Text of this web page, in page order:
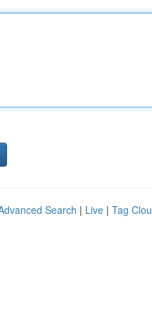
Search | Live | Tag